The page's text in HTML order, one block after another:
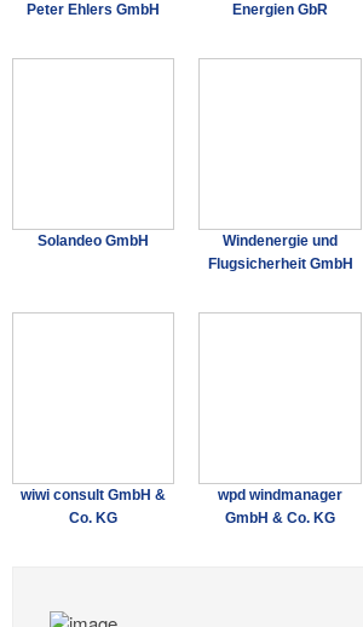
Peter Ehlers GmbH
Energien GbR
Solandeo GmbH
Windenergie und
Flugsicherheit GmbH
wiwi consult GmbH &
Co. KG
wpd windmanager
GmbH & Co. KG